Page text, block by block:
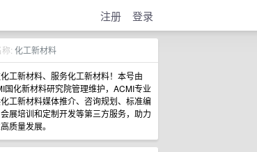
注册 登录
: 化工新材料
工新材料、服务化工新材料！本号由
国化新材料研究院管理维护，ACMI专业
工新材料媒体推介、咨询规划、标准编
展培训和定制开发等第三方服务，助力
质量发展。